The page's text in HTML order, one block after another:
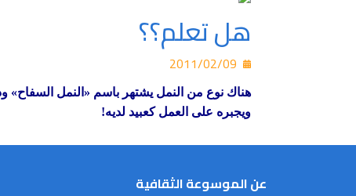
هل تعلم؟؟
هناك نوع من النمل يشتهر باسم «النمل السفاح»
ويجبره على العمل كعبيد لديه!
عن الموسوعة الثقافية